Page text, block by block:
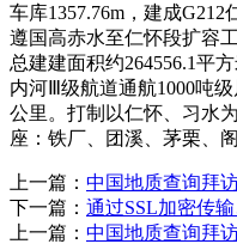
车库1357.76m，建成
遵国高赤水至仁怀段扩容
总建建面积约264556.1平
内河Ⅲ级航道通航1000吨
公里。打制以仁怀、习水
座：铁厂、团溪、茅栗、
上一篇： 中国地质查询拜
下一篇： 通过SSL加密传
上一篇： 中国地质查询拜